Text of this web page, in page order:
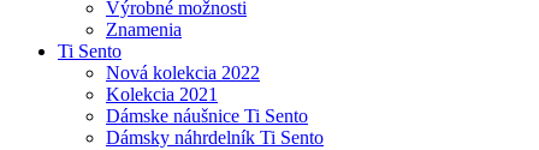
Výrobné možnosti
Znamenia
Ti Sento
Nová kolekcia 2022
Kolekcia 2021
Dámske náušnice Ti Sento
Dámsky náhrdelník Ti Sento